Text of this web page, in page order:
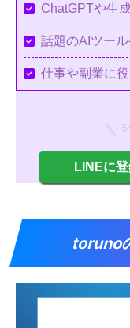
ChatGPTや生
話題のAIツー
仕事や副業に
LINEに
toruno